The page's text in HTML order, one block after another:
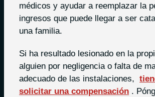
médicos y ayudar a reemplazar la
ingresos que puede llegar a ser
una familia.
Si ha resultado lesionado en la
alguien por negligencia o falta de
adecuado de las instalaciones,
solicitar una compensación .